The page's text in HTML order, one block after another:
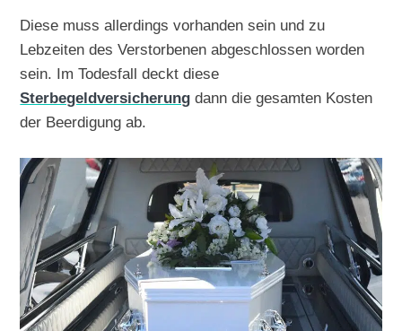
Diese muss allerdings vorhanden sein und zu
Lebzeiten des Verstorbenen abgeschlossen worden
sein. Im Todesfall deckt diese
Sterbegeldversicherung dann die gesamten Kosten
der Beerdigung ab.